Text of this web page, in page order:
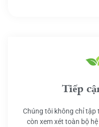
Tiếp
Chúng tôi không chỉ tập
còn xem xét toàn bộ